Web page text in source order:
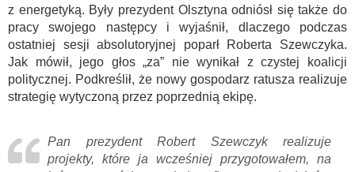
z energetyką. Były prezydent Olsztyna odniósł się także do
pracy swojego następcy i wyjaśnił, dlaczego podczas
ostatniej sesji absolutoryjnej poparł Roberta Szewczyka.
Jak mówił, jego głos „za” nie wynikał z czystej koalicji
politycznej. Podkreślił, że nowy gospodarz ratusza realizuje
strategię wytyczoną przez poprzednią ekipę.
Pan prezydent Robert Szewczyk realizuje
projekty, które ja wcześniej przygotowałem, na